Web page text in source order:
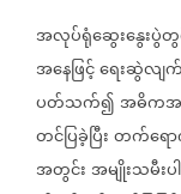
အလုပ်ရုံဆွေးနွေးပွဲ
အနေဖြင့်ရေးဆွဲလျ
ပတ်သက်၍အဓိကအ
တင်ပြခဲ့ပြီးတက်ရော
အတွင်းအမျိုးသမီးပ